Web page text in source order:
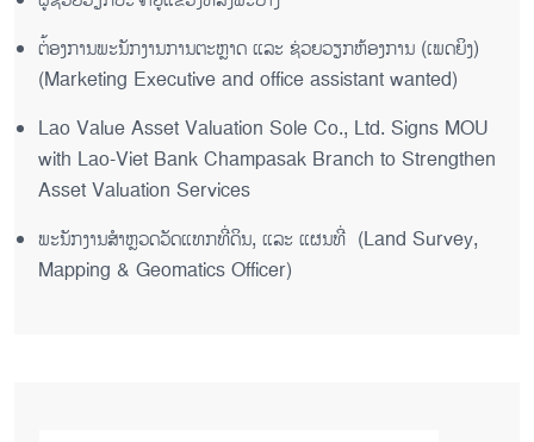
ຕ່້ອງການພະນັກງານການຕະຫຼາດ ແລະ ຊ່ວຍ​ວຽກ​ຫ້ອງ​ການ (ເພດ​ຍິງ)
(Marketing Executive and office assistant wanted)
Lao Value Asset Valuation Sole Co., Ltd. Signs MOU
with Lao-Viet Bank Champasak Branch to Strengthen
Asset Valuation Services
ພະນັກງານສຳຫຼວດວັດແທກທີ່ດິນ, ແລະ ແຜນທີ່ (Land Survey,
Mapping & Geomatics Officer)